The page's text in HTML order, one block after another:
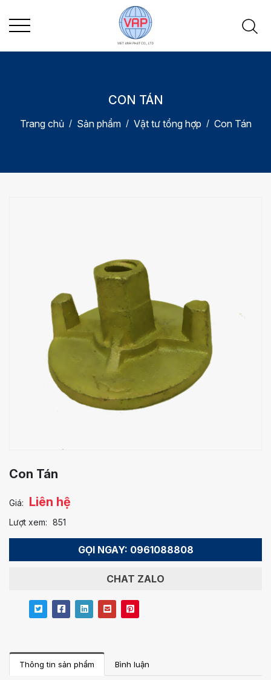
CON TÁN
Trang chủ Sản phẩm Vật tư tổng hợp Con Tán
Con Tán
Giá: Liên hệ
Lượt xem: 851
GỌI NGAY: 0961088808
CHAT ZALO
Thông tin sản phẩm Bình luận